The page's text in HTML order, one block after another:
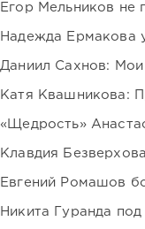
Егор Мельников не
Надежда Ермакова
Даниил Сахнов: Мои
Катя Квашникова:
«Щедрость»
Клавдия
Евгений Ромашов
Никита Гуранда